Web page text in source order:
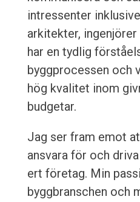
intressenter
arkitekter,
har en tydlig
byggprocessen och
hög kvalitet inom
budgetar.
Jag ser fram emot
ansvara för och
ert företag. Min
byggbranschen och